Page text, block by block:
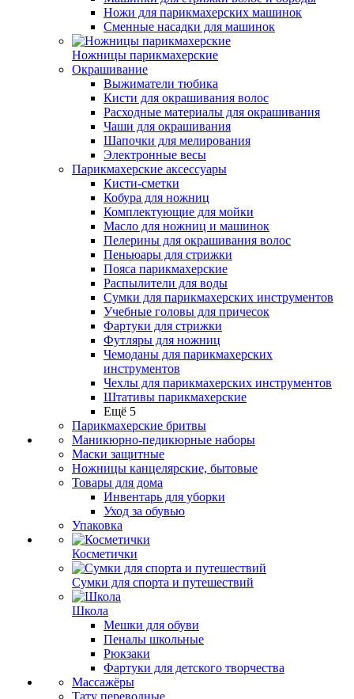
Ножи для парикмахерских машинок
Сменные насадки для машинок
Ножницы парикмахерские
Окрашивание
Выжиматели тюбика
Кисти для окрашивания волос
Расходные материалы для окрашивания
Чаши для окрашивания
Шапочки для мелирования
Электронные весы
Парикмахерские аксессуары
Кисти-сметки
Кобура для ножниц
Комплектующие для мойки
Масло для ножниц и машинок
Пелерины для окрашивания волос
Пеньюары для стрижки
Пояса парикмахерские
Распылители для воды
Сумки для парикмахерских инструментов
Учебные головы для причесок
Фартуки для стрижки
Футляры для ножниц
Чемоданы для парикмахерских
инструментов
Чехлы для парикмахерских инструментов
Штативы парикмахерские
Ещё 5
Парикмахерские бритвы
Маникюрно-педикюрные наборы
Маски защитные
Ножницы канцелярские, бытовые
Товары для дома
Инвентарь для уборки
Уход за обувью
Упаковка
Косметички
Сумки для спорта и путешествий
Школа
Мешки для обуви
Пеналы школьные
Рюкзаки
Фартуки для детского творчества
Массажёры
Тату переводные